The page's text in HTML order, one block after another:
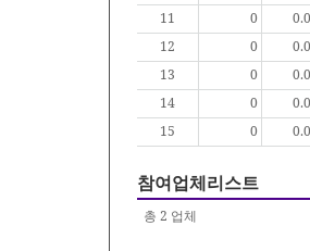
11
0
12
0
13
0
14
0
15
0
참여업체리스트
총 2 업체